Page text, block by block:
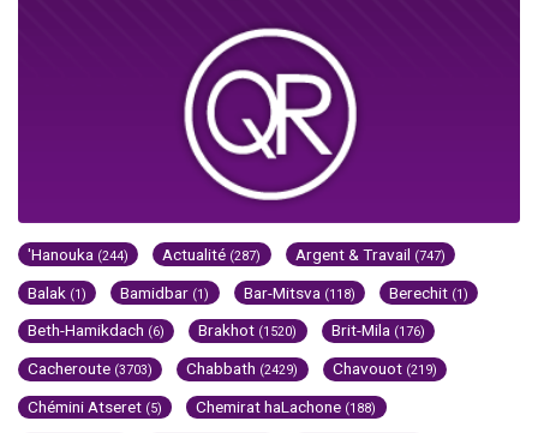
'Hanouka (244) Actualité (287) Argent & Travail (747)
Balak (1) Bamidbar (1) Bar-Mitsva (118) Berechit (1)
Beth-Hamikdach (6) Brakhot (1520) Brit-Mila (176)
Cacheroute (3703) Chabbath (2429) Chavouot (219)
Chémini Atseret (5) Chemirat haLachone (188)